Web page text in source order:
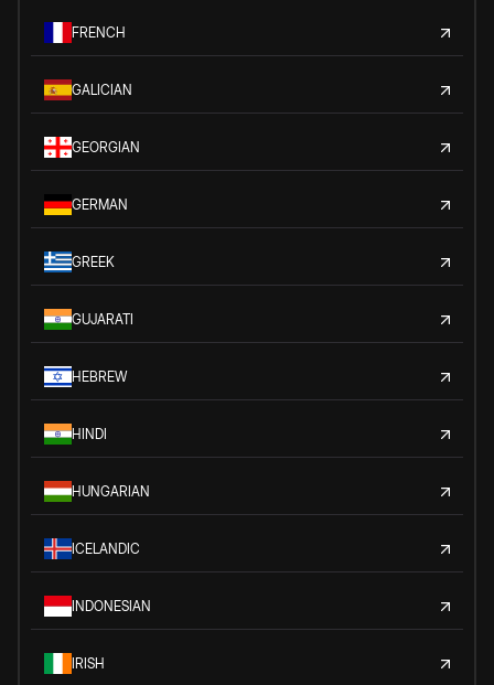
FRENCH
GALICIAN
GEORGIAN
GERMAN
GREEK
GUJARATI
HEBREW
HINDI
HUNGARIAN
ICELANDIC
INDONESIAN
IRISH